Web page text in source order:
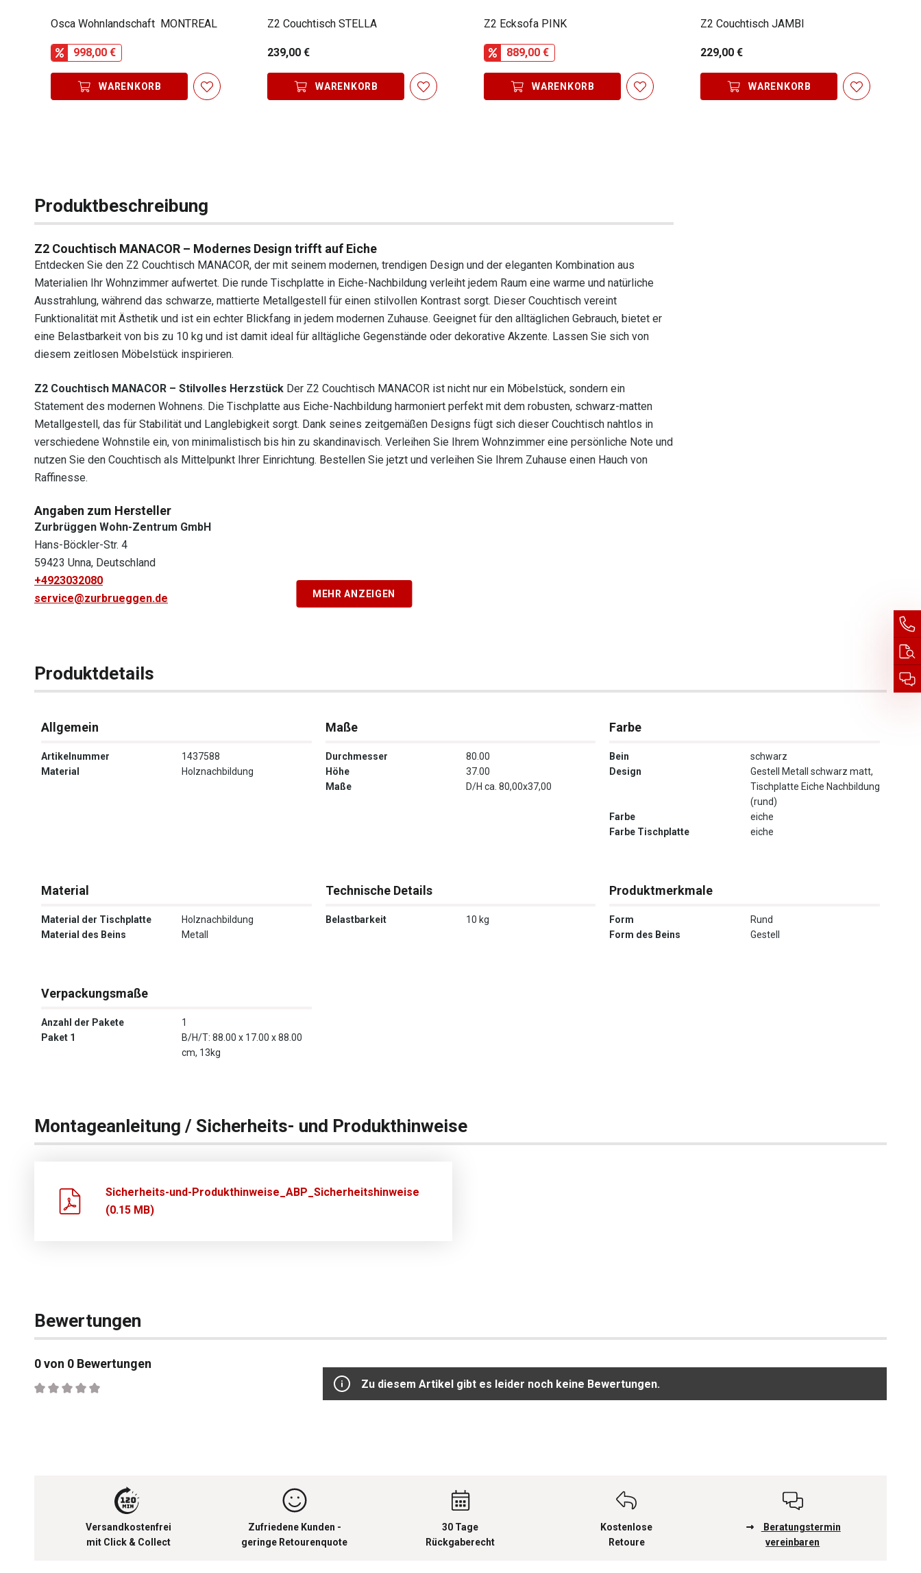
Osca Wohnlandschaft MONTREAL
998,00 €
WARENKORB
Z2 Couchtisch STELLA
239,00 €
WARENKORB
Z2 Ecksofa PINK
889,00 €
WARENKORB
Z2 Couchtisch JAMBI
229,00 €
WARENKORB
Produktbeschreibung
Z2 Couchtisch MANACOR – Modernes Design trifft auf Eiche
Entdecken Sie den Z2 Couchtisch MANACOR, der mit seinem modernen, trendigen Design und der eleganten Kombination aus
Materialien Ihr Wohnzimmer aufwertet. Die runde Tischplatte in Eiche-Nachbildung verleiht jedem Raum eine warme und natürliche
Ausstrahlung, während das schwarze, mattierte Metallgestell für einen stilvollen Kontrast sorgt. Dieser Couchtisch vereint
Funktionalität mit Ästhetik und ist ein echter Blickfang in jedem modernen Zuhause. Geeignet für den alltäglichen Gebrauch, bietet er
eine Belastbarkeit von bis zu 10 kg und ist damit ideal für alltägliche Gegenstände oder dekorative Akzente. Lassen Sie sich von
diesem zeitlosen Möbelstück inspirieren.
Z2 Couchtisch MANACOR – Stilvolles Herzstück Der Z2 Couchtisch MANACOR ist nicht nur ein Möbelstück, sondern ein
Statement des modernen Wohnens. Die Tischplatte aus Eiche-Nachbildung harmoniert perfekt mit dem robusten, schwarz-matten
Metallgestell, das für Stabilität und Langlebigkeit sorgt. Dank seines zeitgemäßen Designs fügt sich dieser Couchtisch nahtlos in
verschiedene Wohnstile ein, von minimalistisch bis hin zu skandinavisch. Verleihen Sie Ihrem Wohnzimmer eine persönliche Note und
nutzen Sie den Couchtisch als Mittelpunkt Ihrer Einrichtung. Bestellen Sie jetzt und verleihen Sie Ihrem Zuhause einen Hauch von
Raffinesse.
Angaben zum Hersteller
Zurbrüggen Wohn-Zentrum GmbH
Hans-Böckler-Str. 4
59423 Unna, Deutschland
+4923032080
service@zurbrueggen.de
MEHR ANZEIGEN
Produktdetails
Allgemein
Artikelnummer
1437588
Material
Holznachbildung
Maße
Durchmesser
80.00
Höhe
37.00
Maße
D/H ca. 80,00x37,00
Farbe
Bein
schwarz
Design
Gestell Metall schwarz matt,
Tischplatte Eiche Nachbildung
(rund)
Farbe
eiche
Farbe Tischplatte
eiche
Material
Material der Tischplatte
Holznachbildung
Material des Beins
Metall
Technische Details
Belastbarkeit 10 kg
Produktmerkmale
Form
Rund
Form des Beins
Gestell
Verpackungsmaße
Anzahl der Pakete
1
Paket 1
B/H/T: 88.00 x 17.00 x 88.00
cm, 13kg
Montageanleitung / Sicherheits- und Produkthinweise
Sicherheits-und-Produkthinweise_ABP_Sicherheitshinweise
(0.15 MB)
Bewertungen
0 von 0 Bewertungen
Durchschnittliche Bewertung von 0 von 5 Sternen
Zu diesem Artikel gibt es leider noch keine Bewertungen.
Versandkostenfrei
mit Click & Collect
Zufriedene Kunden -
geringe Retourenquote
30 Tage
Rückgaberecht
Kostenlose
Retoure
Beratungstermin
vereinbaren